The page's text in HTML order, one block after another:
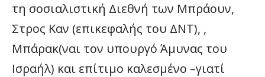
τη σοσιαλιστική Διεθνή των Μπράουν,
Στρος Καν (επικεφαλής του ΔΝΤ), ,
Μπάρακ(ναι τον υπουργό Άμυνας του
Ισραήλ) και επίτιμο καλεσμένο –γιατί